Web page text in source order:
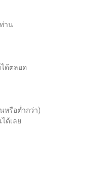
าน
ด้ตลอด
หรือต่ำกว่า)
ด้เลย